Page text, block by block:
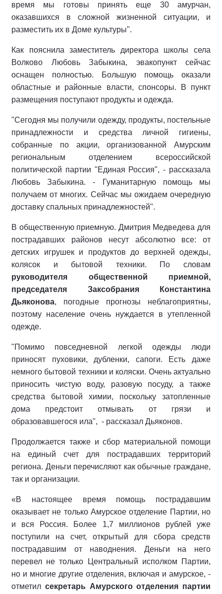
время мы готовы принять еще 30 амурчан,
оказавшихся в сложной жизненной ситуации, и
разместить их в Доме культуры".
Как пояснила заместитель директора школы села
Волково Любовь Забыкина, эвакопункт сейчас
оснащен полностью. Большую помощь оказали
областные и районные власти, спонсоры. В пункт
размещения поступают продукты и одежда.
"Сегодня мы получили одежду, продукты, постельные
принадлежности и средства личной гигиены,
собранные по акции, организованной Амурским
региональным отделением всероссийской
политической партии "Единая Россия", - рассказала
Любовь Забыкина. - Гуманитарную помощь мы
получаем от многих. Сейчас мы ожидаем очередную
доставку спальных принадлежностей".
В общественную приемную. Дмитрия Медведева для
пострадавших районов несут абсолютно все: от
детских игрушек и продуктов до верхней одежды,
колясок и бытовой техники. По словам
руководителя общественной приемной,
председателя Заксобрания Константина
Дьяконова, погодные прогнозы неблагоприятны,
поэтому население очень нуждается в утепленной
одежде.
"Помимо повседневной легкой одежды люди
приносят пуховики, дубленки, сапоги. Есть даже
немного бытовой техники и коляски. Очень актуально
приносить чистую воду, разовую посуду, а также
средства бытовой химии, поскольку затопленные
дома предстоит отмывать от грязи и
образовавшегося ила", - рассказал Дьяконов.
Продолжается также и сбор материальной помощи
на единый счет для пострадавших территорий
региона. Деньги перечисляют как обычные граждане,
так и организации.
«В настоящее время помощь пострадавшим
оказывает не только Амурское отделение Партии, но
и вся Россия. Более 1,7 миллионов рублей уже
поступили на счет, открытый для сбора средств
пострадавшим от наводнения. Деньги на него
перевел не только Центральный исполком Партии,
но и многие другие отделения, включая и амурское, -
отметил секретарь Амурского отделения партии